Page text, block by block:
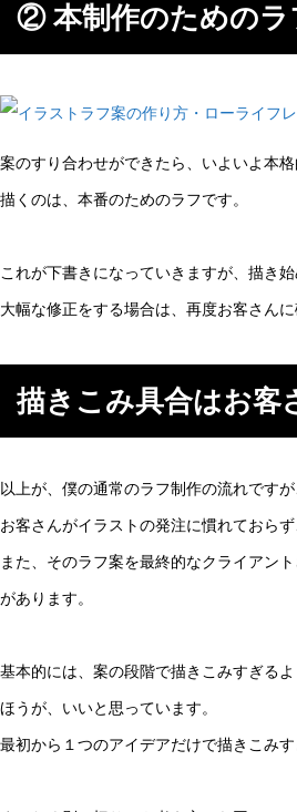
② 本制作のためのラ
案のすり合わせができたら、いよいよ本格
描くのは、本番のためのラフです。
これが下書きになっていきますが、描き
大幅な修正をする場合は、再度お客さんに
描きこみ具合はお客
以上が、僕の通常のラフ制作の流れです
お客さんがイラストの発注に慣れておら
また、そのラフ案を最終的なクライアン
があります。
基本的には、案の段階で描きこみすぎる
ほうが、いいと思っています。
最初から１つのアイデアだけで描きこみ